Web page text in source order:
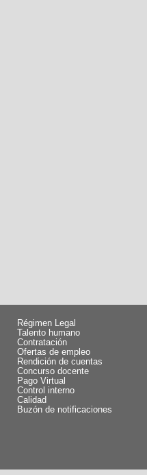
Régimen Legal
Talento humano
Contratación
Ofertas de empleo
Rendición de cuentas
Concurso docente
Pago Virtual
Control interno
Calidad
Buzón de notificaciones